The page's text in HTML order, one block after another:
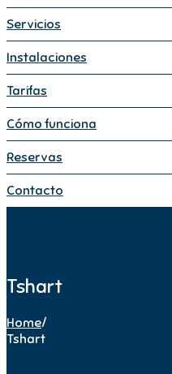
Servicios
Instalaciones
Tarifas
Cómo funciona
Reservas
Contacto
Tshart
Home/
Tshart